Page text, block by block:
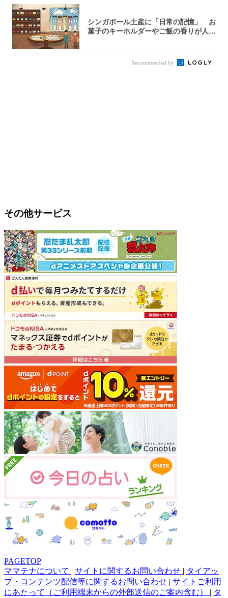
シンガポール土産に「日常の記憶」 お
菓子のキーホルダーやご飯の香りが人気
Recommended by
その他サービス
PAGETOP
ママテナについて | サイトに関するお問い合わせ | タイアッ
プ・コンテンツ配信等に関するお問い合わせ | サイトご利用
にあたって（ご利用端末からの外部送信のご案内含む） | タ